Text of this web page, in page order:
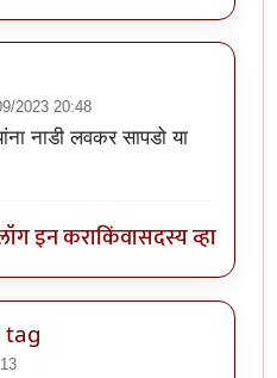
2023 20:48
आहेत टर्मीनेटरby कंजूस
नाडी लवकर सापडो या
इन कराकिंवासदस्य व्हा
tag